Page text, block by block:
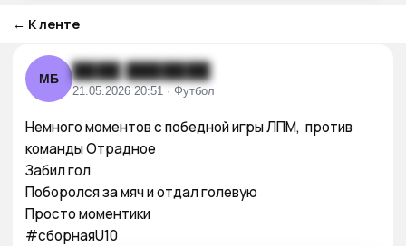
← К ленте
МБ ████ ███████
21.05.2026 20:51 · Футбол
Немного моментов с победной игры ЛПМ,  против
команды Отрадное
Забил гол
Поборолся за мяч и отдал голевую
Просто моментики
#сборнаяU10